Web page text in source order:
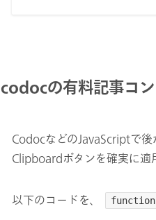
codocの有料記事コ
CodocなどのJavaScriptで
Clipboardボタンを確実に適
以下のコードを、